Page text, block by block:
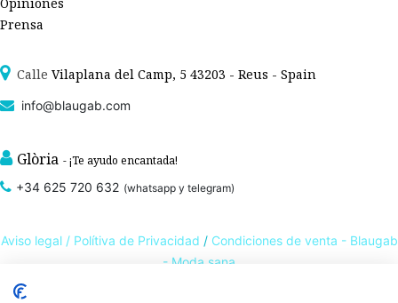
Prensa
Calle Vilaplana del Camp, 5 43203 - Reus - Spain
info@blaugab.com
Glòria - ¡Te ayudo encantada!
+34 625 720 632 (whatsapp y telegram)
Aviso legal / Polítiva de Privacidad / Condiciones de venta - Blaugab
- Moda sana